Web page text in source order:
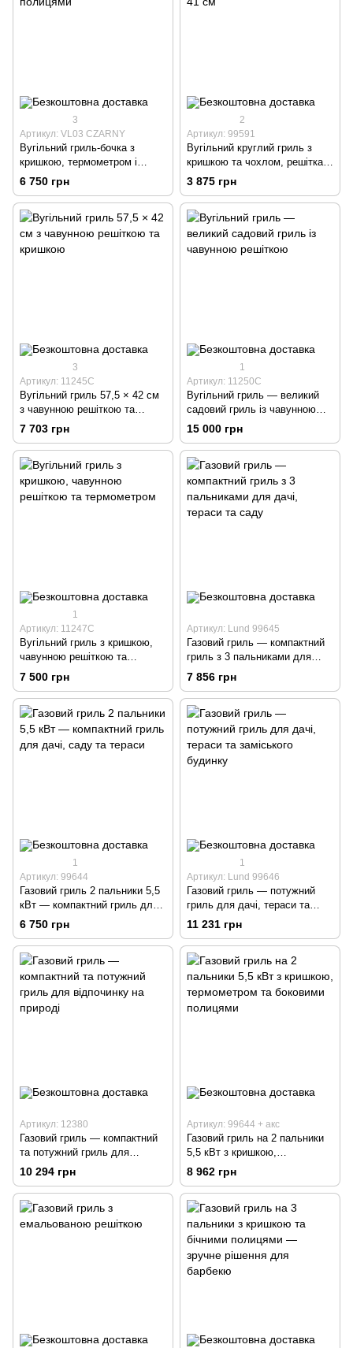
3
Артикул: VL03 CZARNY
Вугільний гриль-бочка з
кришкою, термометром і
полицями
6 750 грн
2
Артикул: 99591
Вугільний круглий гриль з
кришкою та чохлом, решітка
41 см
3 875 грн
3
Артикул: 11245C
Вугільний гриль 57,5 × 42 см
з чавунною решіткою та
кришкою
7 703 грн
1
Артикул: 11250C
Вугільний гриль — великий
садовий гриль із чавунною
решіткою
15 000 грн
1
Артикул: 11247C
Вугільний гриль з кришкою,
чавунною решіткою та
термометром
7 500 грн
Артикул: Lund 99645
Газовий гриль — компактний
гриль з 3 пальниками для
дачі, тераси та саду
7 856 грн
1
Артикул: 99644
Газовий гриль 2 пальники 5,5
кВт — компактний гриль для
дачі, саду та тераси
6 750 грн
1
Артикул: Lund 99646
Газовий гриль — потужний
гриль для дачі, тераси та
заміського будинку
11 231 грн
Артикул: 12380
Газовий гриль — компактний
та потужний гриль для
відпочинку на природі
10 294 грн
Артикул: 99644 + акс
Газовий гриль на 2 пальники
5,5 кВт з кришкою,
термометром та боковими
полицями
8 962 грн